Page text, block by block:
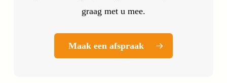
graag met u mee.
Maak een afspraak